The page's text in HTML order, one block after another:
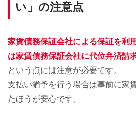
い」の注意点
家賃債務保証会社による保証を利
は家賃債務保証会社に代位弁済請
という点には注意が必要です。
支払い猶予を行う場合は事前に家
たほうが安心です。